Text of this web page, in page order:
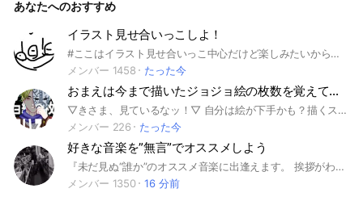
あなたへのおすすめ
イラスト見せ合いっこしよ！
#ここはイラスト見せ合いっこ中心だけど楽しみたいから雑談しながら楽しく絵を描いていこ！下手でも全然いいし、自信もって！見せたくないよォ〜って人は見せなくていいけど、その代わりノートに書いて欲しい💦 年齢で上下関係つくるのは、なしでお願い！ここは同じ趣味同士でなかよくしたいからさ！ 絵はトークやノートに好きに貼っていいよ〜！ 楽しくやろーね！
メンバー 1458
たった今
おまえは今まで描いたジョジョ絵の枚数を覚えているのか？
▽きさま、見ているなッ！▽ 自分は絵が下手かも？描くスピードがおそいから？関係ない、行け .˚⊹⁺‧┈┈┈┈┈┈┈┈┈┈‧⁺ ⊹˚. 怒涛のスラングすみませんでした(ヽ´ω`) こちらはジョジョラー絵描きの皆さんと緩く交流したい！といった趣旨のオープンチャットになっております(✿´꒳` ) 見る専の方も大歓迎です(◎'ω')b 入ったら一度大事なノートの確認とノートでの自己紹介をお願いします°+(*´∀｀)ｂ°+° テンプレートのようなものは大事なノートに載せておきますのでご活用ください(ㅅ´ ˘ `) .˚⊹⁺‧┈┈┈┈┈┈┈┈┈┈‧⁺ ⊹˚. ‪❀‪お願い❀ ◇アイコンは自作イラストか初期アイコンでお願いします ◇ネタバレイラストはノートにワンクッション置いて投稿してください ◇夢・腐も同様ノートにワンクッション敷いてお願いします ◆夢・腐に需要が一定数ある場合は別途サブトークルームを設立しますのでお気軽に管理人までお願いします( ´∀｀)人(´∀｀ ) ◆ ワンクッションはバグ対策で二枚以上敷いてください！お願いします！ ◇言葉遣いは「みんなにやさしく」でお願いします！ ◇過度なスタ連並びに下ネタは荒らしとみなして通報、強制退室の処置を取らせていただく場合があります、ご了承ください ◆その他チャット参加者の方が不快に感じると判断させていただいた行動についても上記の通りの対応をさせて頂きます。 ◎その他詳しいお願いは大事なノートにまとめておきますのでご一読お願いします(*´ω｀*)◎ .˚⊹⁺‧┈┈┈┈┈┈┈┈┈┈‧⁺ ⊹˚. 管理人がオープンチャットについて未知なため、ご迷惑おかけすることがあると思いますが何卒よろしくお願いします(`･ω･´) #ジョジョの奇妙な冒険 #ジョジョ #イラスト
メンバー 226
たった今
好きな音楽を”無言”でオススメしよう
『未だ見ぬ“誰か”のオススメ音楽に出逢えます。 挨拶がわりに”あえて”無言でMVを載せてみてください。』 ここは自分のおすすめしたい曲のリンクを 黙々と貼るだけの場所です。 人見知りな音楽好きさんも気軽に 参加し音楽共有してくれたら嬉しいです。 雑談がない場所になっているので 入りづらいよくわからないと 戸惑う人もいるかもしれませんが 雰囲気や空気など読まなくても大丈夫です。 ※ 参加されたら挨拶や自己紹介は不要。 聴いてもらいたい音楽のリンクだけを お好きな時に貼ってください。 ※ 音楽が聴けるリンクであればOK。 聴き専門歓迎、出入りも自由です。 ※ 時間帯問わず貼ってもらいたいので 通知オフ推奨しております。 気軽に雑多に自由に よろしくお願いします。 #音楽#洋楽#邦楽 #邦ロック#ボカロ #アニソン#アイドル
メンバー 1350
16 分前